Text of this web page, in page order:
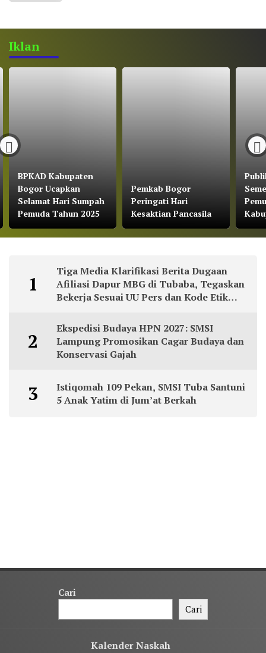
Iklan
BPKAD Kabupaten
Bogor Ucapkan
Selamat Hari Sumpah
Pemuda Tahun 2025
Pemkab Bogor
Peringati Hari
Kesaktian Pancasila
1
Tiga Media Klarifikasi Berita Dugaan
Afiliasi Dapur MBG di Tubaba, Tegaskan
Bekerja Sesuai UU Pers dan Kode Etik
2
Ekspedisi Budaya HPN 2027: SMSI
Lampung Promosikan Cagar Budaya dan
Konservasi Gajah
3
Istiqomah 109 Pekan, SMSI Tuba Santuni
5 Anak Yatim di Jum’at Berkah
Cari
Cari
Kalender Naskah